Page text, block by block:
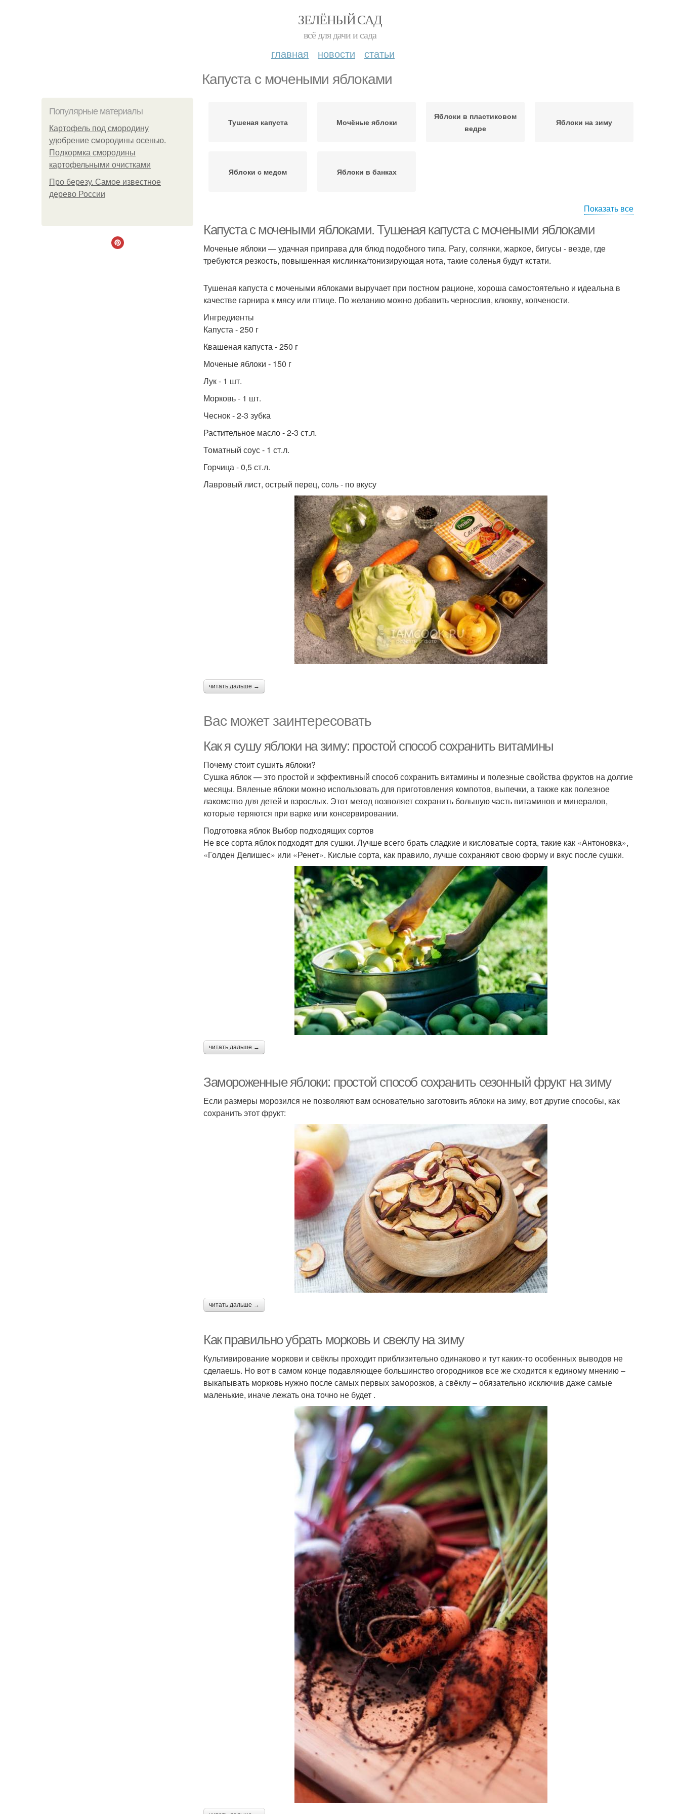
ЗЕЛЁНЫЙ САД
всё для дачи и сада
главная новости статьи
Капуста с мочеными яблоками
Популярные материалы
Картофель под смородину
удобрение смородины осенью.
Подкормка смородины
картофельными очистками
Про березу. Самое известное
дерево России
Тушеная капуста Мочёные яблоки
Яблоки в пластиковом
ведре
Яблоки на зиму
Яблоки с медом Яблоки в банках
Показать все
Капуста с мочеными яблоками. Тушеная капуста с мочеными яблоками
Моченые яблоки — удачная приправа для блюд подобного типа. Рагу, солянки, жаркое, бигусы - везде, где
требуются резкость, повышенная кислинка/тонизирующая нота, такие соленья будут кстати.
Тушеная капуста с мочеными яблоками выручает при постном рационе, хороша самостоятельно и идеальна в
качестве гарнира к мясу или птице. По желанию можно добавить чернослив, клюкву, копчености.
Ингредиенты
Капуста - 250 г
Квашеная капуста - 250 г
Моченые яблоки - 150 г
Лук - 1 шт.
Морковь - 1 шт.
Чеснок - 2-3 зубка
Растительное масло - 2-3 ст.л.
Томатный соус - 1 ст.л.
Горчица - 0,5 ст.л.
Лавровый лист, острый перец, соль - по вкусу
читать дальше →
Вас может заинтересовать
Как я сушу яблоки на зиму: простой способ сохранить витамины
Почему стоит сушить яблоки?
Сушка яблок — это простой и эффективный способ сохранить витамины и полезные свойства фруктов на долгие
месяцы. Вяленые яблоки можно использовать для приготовления компотов, выпечки, а также как полезное
лакомство для детей и взрослых. Этот метод позволяет сохранить большую часть витаминов и минералов,
которые теряются при варке или консервировании.
Подготовка яблок Выбор подходящих сортов
Не все сорта яблок подходят для сушки. Лучше всего брать сладкие и кисловатые сорта, такие как «Антоновка»,
«Голден Делишес» или «Ренет». Кислые сорта, как правило, лучше сохраняют свою форму и вкус после сушки.
читать дальше →
Замороженные яблоки: простой способ сохранить сезонный фрукт на зиму
Если размеры морозился не позволяют вам основательно заготовить яблоки на зиму, вот другие способы, как
сохранить этот фрукт:
читать дальше →
Как правильно убрать морковь и свеклу на зиму
Культивирование моркови и свёклы проходит приблизительно одинаково и тут каких-то особенных выводов не
сделаешь. Но вот в самом конце подавляющее большинство огородников все же сходится к единому мнению –
выкапывать морковь нужно после самых первых заморозков, а свёклу – обязательно исключив даже самые
маленькие, иначе лежать она точно не будет .